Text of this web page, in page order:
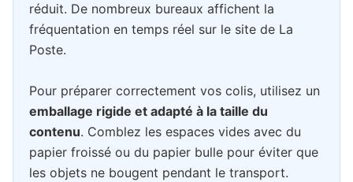
réduit. De nombreux bureaux affichent la
fréquentation en temps réel sur le site de La
Poste.
Pour préparer correctement vos colis, utilisez un
emballage rigide et adapté à la taille du
contenu. Comblez les espaces vides avec du
papier froissé ou du papier bulle pour éviter que
les objets ne bougent pendant le transport.